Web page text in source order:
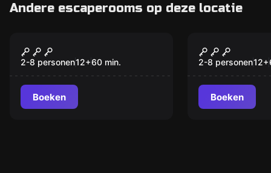
Andere escaperooms op deze locatie
Kraak de Kluis
2-8 personen12+60 min.
Boeken
Bus 13
2-8 personen12+
Boeken